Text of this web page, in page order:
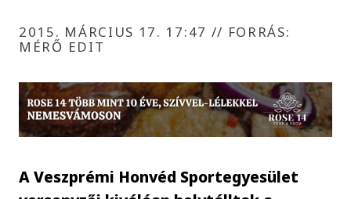
2015. MÁRCIUS 17. 17:47 // FORRÁS:
MÉRŐ EDIT
A Veszprémi Honvéd Sportegyesület